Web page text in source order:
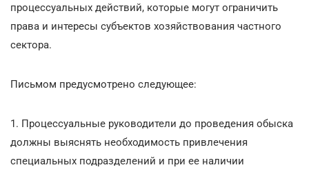
процессуальных действий, которые могут ограничить
права и интересы субъектов хозяйствования частного
сектора.
Письмом предусмотрено следующее:
1. Процессуальные руководители до проведения обыска
должны выяснять необходимость привлечения
специальных подразделений и при ее наличии